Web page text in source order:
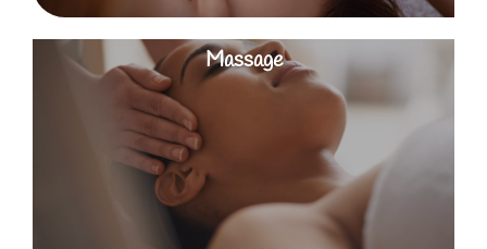
Massage